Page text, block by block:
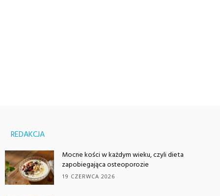
REDAKCJA
Mocne kości w każdym wieku, czyli dieta
zapobiegająca osteoporozie
19 CZERWCA 2026